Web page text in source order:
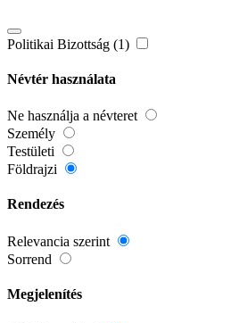
Politikai Bizottság (1)
Névtér használata
Ne használja a névteret
Személy
Testületi
Földrajzi
Rendezés
Relevancia szerint
Sorrend
Megjelenítés